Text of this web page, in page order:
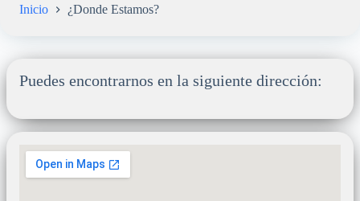
Inicio ¿Donde Estamos?
Puedes encontrarnos en la siguiente dirección: